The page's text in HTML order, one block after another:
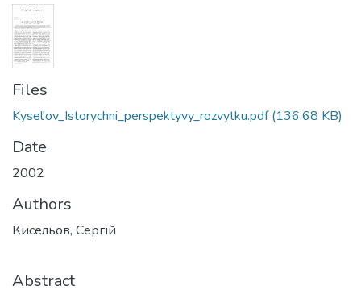
Files
Kysel'ov_Istorychni_perspektyvy_rozvytku.pdf(136.68 KB)
Date
2002
Authors
Кисельов, Сергій
Abstract